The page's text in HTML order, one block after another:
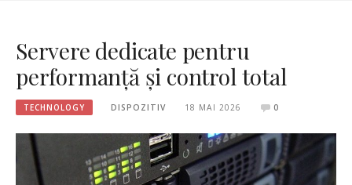
Servere dedicate pentru
performanță și control total
TECHNOLOGY DISPOZITIV 18 MAI 2026 0